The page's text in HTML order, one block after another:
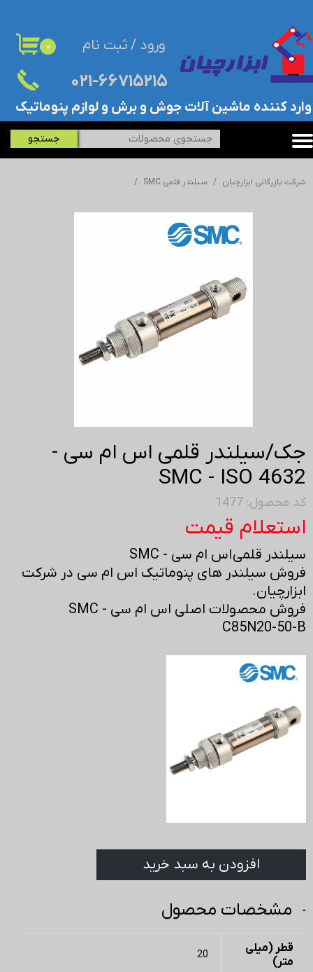
۰۲۱-۶۶۷۱۵۲۱۵​​​​​​​
جستجو
۰
​وارد کننده ماشین آلات جوش و برش و لوازم پنوماتیک
ورود / ثبت نام
حساب کاربری من
تغییر گذر واژه
خروج از حساب کاربری
شرکت بازرگانی ابزارچیان سیلندر قلمی SMC
جک/سیلندر قلمی اس ام سی -
SMC - ISO 4632
کد محصول: 1477
استعلام قیمت
سیلندر قلمی اس ام سی - SMC
فروش سیلندر های پنوماتیک اس ام سی در شرکت
ابزارچیان.
فروش محصولات اصلی اس ام سی - SMC
C85N20-50-B
افزودن به سبد خرید
مشخصات محصول
قطر (میلی
متر)
20